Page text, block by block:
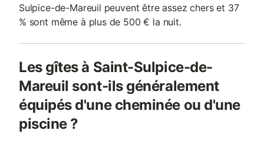
Sulpice-de-Mareuil peuvent être assez chers et 37
% sont même à plus de 500 € la nuit.
Les gîtes à Saint-Sulpice-de-
Mareuil sont-ils généralement
équipés d'une cheminée ou d'une
piscine ?